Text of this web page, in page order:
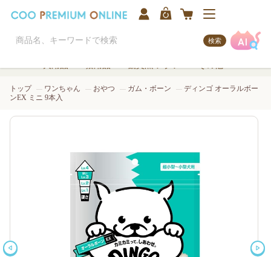
検索
トップ ワンちゃん おやつ ガム・ボーン
ディンゴ オーラルボー
ンEX ミニ 9本入